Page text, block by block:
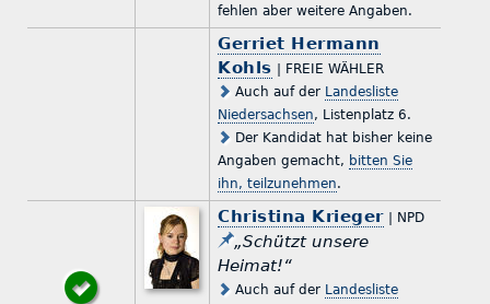
fehlen aber weitere Angaben.
Gerriet Hermann
Kohls | FREIE WÄHLER
Auch auf der Landesliste
Niedersachsen, Listenplatz 6.
Der Kandidat hat bisher keine
Angaben gemacht, bitten Sie
ihn, teilzunehmen.
Christina Krieger| NPD
„Schützt unsere
Heimat!“
Auch auf der Landesliste